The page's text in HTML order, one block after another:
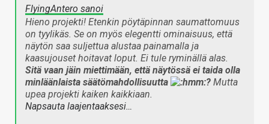
FlyingAntero sanoi
Hieno projekti! Etenkin pöytäpinnan saumattomuus
on tyylikäs. Se on myös elegentti ominaisuus, että
näytön saa suljettua alustaa painamalla ja
kaasujouset hoitavat loput. Ei tule ryminällä alas.
Sitä vaan jäin miettimään, että näytössä ei taida olla
minläänlaista säätömahdollisuutta
? Mutta
upea projekti kaiken kaikkiaan.
Napsauta laajentaaksesi…